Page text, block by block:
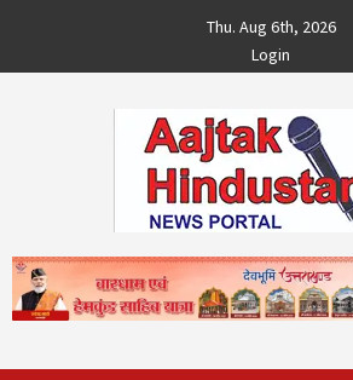
content
Thu. Aug 6th, 2026
Login